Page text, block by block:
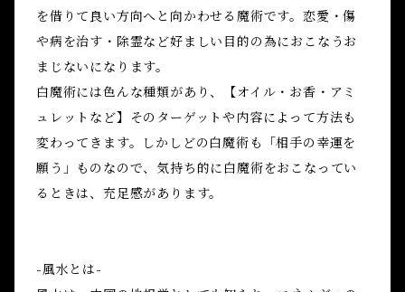
を借りて良い方向へと向かわせる魔術です。恋愛・傷
や病を治す・除霊など好ましい目的の為におこなうお
まじないになります。
白魔術には色んな種類があり、【オイル・お香・アミ
ュレットなど】そのターゲットや内容によって方法も
変わってきます。しかしどの白魔術も「相手の幸運を
願う」ものなので、気持ち的に白魔術をおこなってい
るときは、充足感があります。
-風水とは-